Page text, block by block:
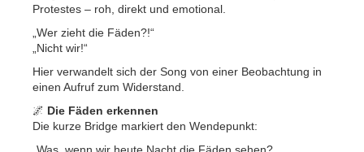
Protestes – roh, direkt und emotional.
„Wer zieht die Fäden?!“
„Nicht wir!“
Hier verwandelt sich der Song von einer Beobachtung in
einen Aufruf zum Widerstand.
🌌 Die Fäden erkennen
Die kurze Bridge markiert den Wendepunkt:
„Was, wenn wir heute Nacht die Fäden sehen?